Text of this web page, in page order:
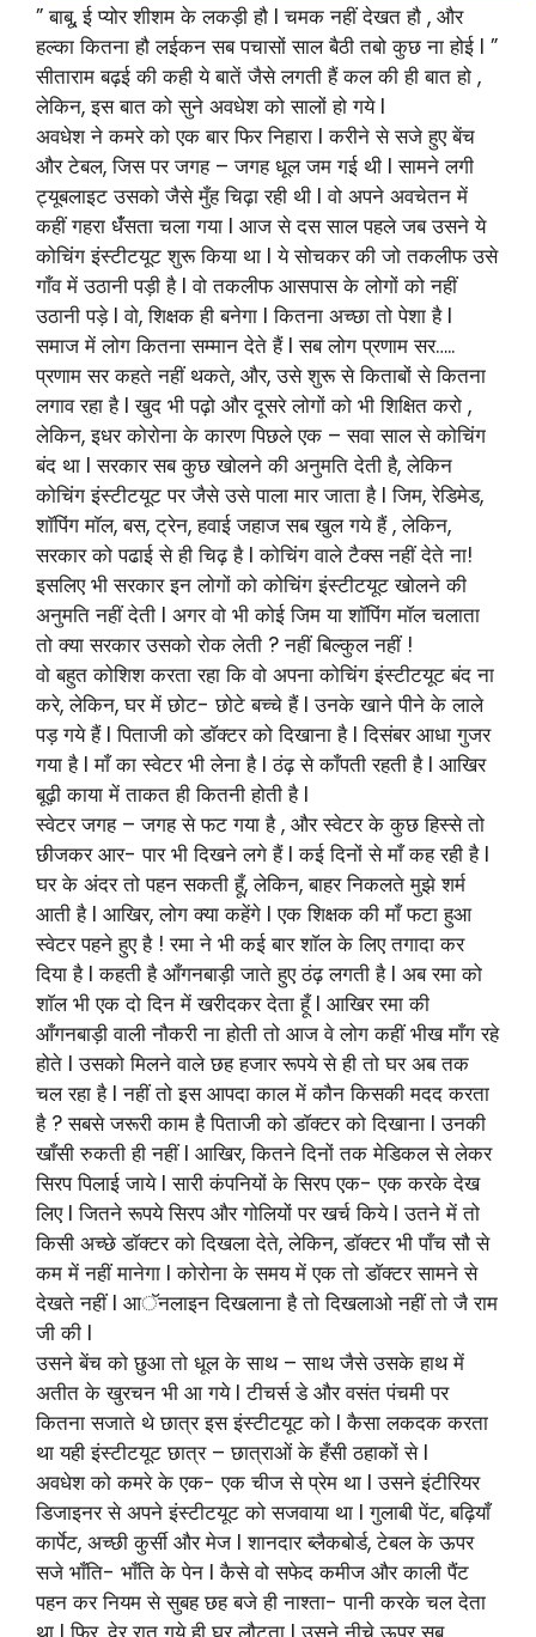
” बाबू, ई प्योर शीशम के लकड़ी हौ l चमक नहीं देखत हौ , और
हल्का कितना हौ लईकन सब पचासों साल बैठी तबो कुछ ना होई l ”
सीताराम बढ़ई की कही ये बातें जैसे लगती हैं कल की ही बात हो ,
लेकिन, इस बात को सुने अवधेश को सालों हो गये l
अवधेश ने कमरे को एक बार फिर निहारा l करीने से सजे हुए बेंच
और टेबल, जिस पर जगह – जगह धूल जम गई थी l सामने लगी
ट्यूबलाइट उसको जैसे मुँह चिढ़ा रही थी l वो अपने अवचेतन में
कहीं गहरा धंँसता चला गया l आज से दस साल पहले जब उसने ये
कोचिंग इंस्टीटयूट शुरू किया था l ये सोचकर की जो तकलीफ उसे
गाँव में उठानी पड़ी है l वो तकलीफ आसपास के लोगों को नहीं
उठानी पड़े l वो, शिक्षक ही बनेगा l कितना अच्छा तो पेशा है l
समाज में लोग कितना सम्मान देते हैं l सब लोग प्रणाम सर…..
प्रणाम सर कहते नहीं थकते, और, उसे शुरू से किताबों से कितना
लगाव रहा है l खुद भी पढ़ो और दूसरे लोगों को भी शिक्षित करो ,
लेकिन, इधर कोरोना के कारण पिछले एक – सवा साल से कोचिंग
बंद था l सरकार सब कुछ खोलने की अनुमति देती है, लेकिन
कोचिंग इंस्टीटयूट पर जैसे उसे पाला मार जाता है l जिम, रेडिमेड,
शाॅपिंग माॅल, बस, ट्रेन, हवाई जहाज सब खुल गये हैं , लेकिन,
सरकार को पढाई से ही चिढ़ है l कोचिंग वाले टैक्स नहीं देते ना!
इसलिए भी सरकार इन लोगों को कोचिंग इंस्टीटयूट खोलने की
अनुमति नहीं देती l अगर वो भी कोई जिम या शाॅपिंग माॅल चलाता
तो क्या सरकार उसको रोक लेती ? नहीं बिल्कुल नहीं !
वो बहुत कोशिश करता रहा कि वो अपना कोचिंग इंस्टीटयूट बंद ना
करे, लेकिन, घर में छोट- छोटे बच्चे हैं l उनके खाने पीने के लाले
पड़ गये हैं l पिताजी को डाॅक्टर को दिखाना है l दिसंबर आधा गुजर
गया है l माँ का स्वेटर भी लेना है l ठंढ़ से काँपती रहती है l आखिर
बूढ़ी काया में ताकत ही कितनी होती है l
स्वेटर जगह – जगह से फट गया है , और स्वेटर के कुछ हिस्से तो
छीजकर आर- पार भी दिखने लगे हैं l कई दिनों से माँ कह रही है l
घर के अंदर तो पहन सकती हूँ, लेकिन, बाहर निकलते मुझे शर्म
आती है l आखिर, लोग क्या कहेंगे l एक शिक्षक की माँ फटा हुआ
स्वेटर पहने हुए है ! रमा ने भी कई बार शाॅल के लिए तगादा कर
दिया है l कहती है आँगनबाड़ी जाते हुए ठंढ़ लगती है l अब रमा को
शाॅल भी एक दो दिन में खरीदकर देता हूँ l आखिर रमा की
आँगनबाड़ी वाली नौकरी ना होती तो आज वे लोग कहीं भीख माँग रहे
होते l उसको मिलने वाले छह हजार रूपये से ही तो घर अब तक
चल रहा है l नहीं तो इस आपदा काल में कौन किसकी मदद करता
है ? सबसे जरूरी काम है पिताजी को डाॅक्टर को दिखाना l उनकी
खाँसी रुकती ही नहीं l आखिर, कितने दिनों तक मेडिकल से लेकर
सिरप पिलाई जाये l सारी कंपनियों के सिरप एक- एक करके देख
लिए l जितने रूपये सिरप और गोलियों पर खर्च किये l उतने में तो
किसी अच्छे डाॅक्टर को दिखला देते, लेकिन, डाॅक्टर भी पाँच सौ से
कम में नहीं मानेगा l कोरोना के समय में एक तो डाॅक्टर सामने से
देखते नहीं l आॅनलाइन दिखलाना है तो दिखलाओ नहीं तो जै राम
जी की l
उसने बेंच को छुआ तो धूल के साथ – साथ जैसे उसके हाथ में
अतीत के खुरचन भी आ गये l टीचर्स डे और वसंत पंचमी पर
कितना सजाते थे छात्र इस इंस्टीटयूट को l कैसा लकदक करता
था यही इंस्टीटयूट छात्र – छात्राओं के हँसी ठहाकों से l
अवधेश को कमरे के एक- एक चीज से प्रेम था l उसने इंटीरियर
डिजाइनर से अपने इंस्टीटयूट को सजवाया था l गुलाबी पेंट, बढ़ियाँ
कार्पेट, अच्छी कुर्सी और मेज l शानदार ब्लैकबोर्ड, टेबल के ऊपर
सजे भाँति- भाँति के पेन l कैसे वो सफेद कमीज और काली पैंट
पहन कर नियम से सुबह छह बजे ही नाश्ता- पानी करके चल देता